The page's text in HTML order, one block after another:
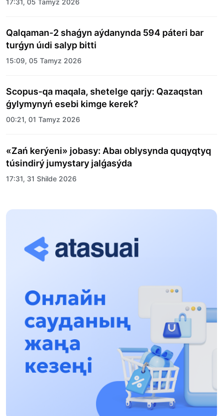
Qalqaman-2 shaǵyn aýdanynda 594 páteri bar
turǵyn úıdi salyp bitti
15:09, 05 Tamyz 2026
Scopus-qa maqala, shetelge qarjy: Qazaqstan
ǵylymynyń esebi kimge kerek?
00:21, 01 Tamyz 2026
«Zań kerýeni» jobasy: Abaı oblysynda quqyqtyq
túsindirý jumystary jalǵasýda
17:31, 31 Shilde 2026
Halyqaralyq «Formýla-1 H2O» jarysyn Qonaev
13:13, 30 Shilde 2026
12:01, 28 Shilde 2026
Abzal Dostıar: Dýman Muhametkárimdi Almaty
túrmesine aýystyrýy múmkin
16:15, 27 Shilde 2026
Óskenbaı Qulataıuly: Rýhanıatqa qyzmet etken
17:46, 26 Shilde 2026